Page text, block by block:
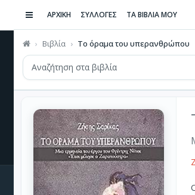
ΑΡΧΙΚΗ ΣΥΛΛΟΓΕΣ ΤΑ ΒΙΒΛΙΑ ΜΟΥ
Βιβλία Το όραμα του υπερανθρώπου